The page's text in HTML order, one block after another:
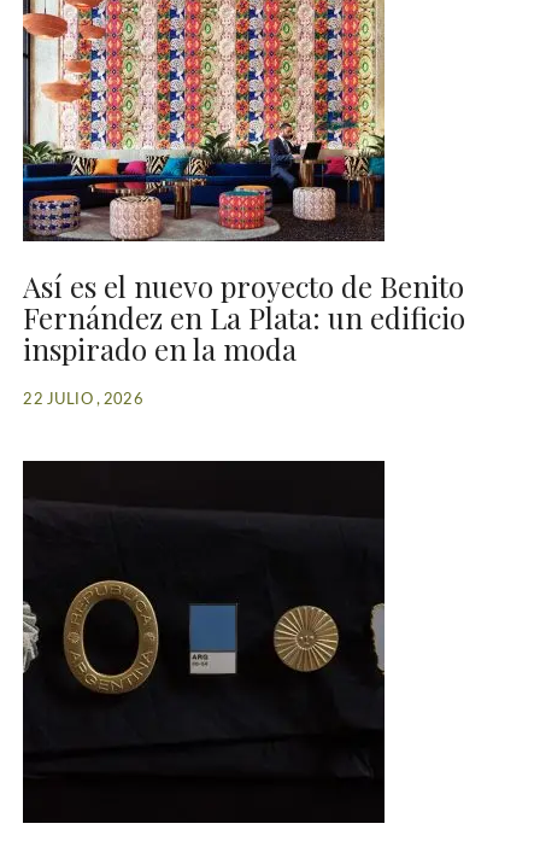
Así es el nuevo proyecto de Benito
Fernández en La Plata: un edificio
inspirado en la moda
22 JULIO , 2026